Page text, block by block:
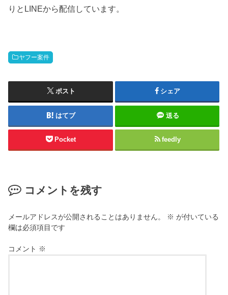
りとLINEから配信しています。
ヤフー案件
ポスト シェア
はてブ 送る
Pocket feedly
コメントを残す
メールアドレスが公開されることはありません。 ※ が付いている
欄は必須項目です
コメント ※